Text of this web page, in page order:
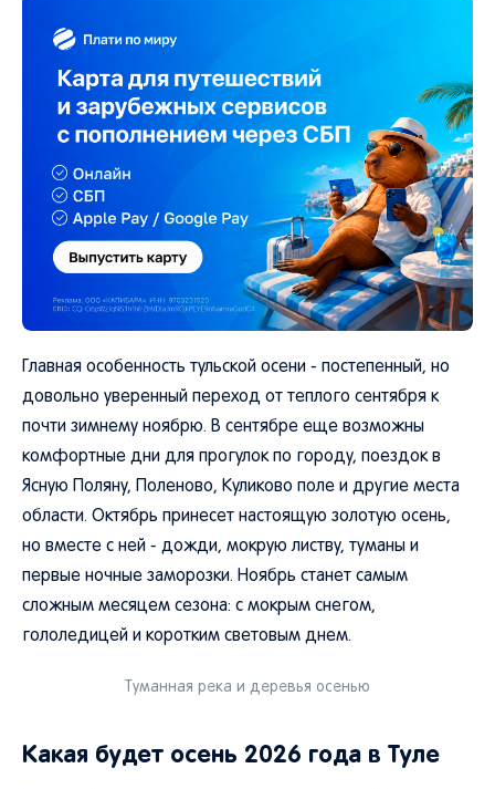
Главная особенность тульской осени - постепенный, но
довольно уверенный переход от теплого сентября к
почти зимнему ноябрю. В сентябре еще возможны
комфортные дни для прогулок по городу, поездок в
Ясную Поляну, Поленово, Куликово поле и другие места
области. Октябрь принесет настоящую золотую осень,
но вместе с ней - дожди, мокрую листву, туманы и
первые ночные заморозки. Ноябрь станет самым
сложным месяцем сезона: с мокрым снегом,
гололедицей и коротким световым днем.
Туманная река и деревья осенью
Какая будет осень 2026 года в Туле